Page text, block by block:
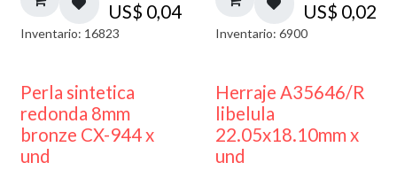
US$ 0,04
Inventario: 16823
US$ 0,02
Inventario: 6900
Perla sintetica
redonda 8mm
bronze CX-944 x
und
50% DESCUENTO
Herraje A35646/R
libelula
22.05x18.10mm x
und